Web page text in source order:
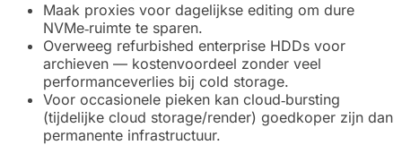
Maak proxies voor dagelijkse editing om dure
NVMe‑ruimte te sparen.
Overweeg refurbished enterprise HDDs voor
archieven — kostenvoordeel zonder veel
performanceverlies bij cold storage.
Voor occasionele pieken kan cloud‑bursting
(tijdelijke cloud storage/render) goedkoper zijn dan
permanente infrastructuur.